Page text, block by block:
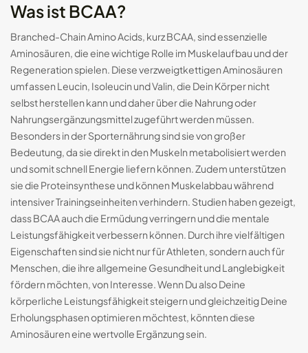
DE
Was ist BCAA?
Branched-Chain Amino Acids, kurz BCAA, sind essenzielle
Aminosäuren, die eine wichtige Rolle im Muskelaufbau und der
Regeneration spielen. Diese verzweigtkettigen Aminosäuren
umfassen Leucin, Isoleucin und Valin, die Dein Körper nicht
selbst herstellen kann und daher über die Nahrung oder
Nahrungsergänzungsmittel zugeführt werden müssen.
Besonders in der Sporternährung sind sie von großer
Bedeutung, da sie direkt in den Muskeln metabolisiert werden
und somit schnell Energie liefern können. Zudem unterstützen
sie die Proteinsynthese und können Muskelabbau während
intensiver Trainingseinheiten verhindern. Studien haben gezeigt,
dass BCAA auch die Ermüdung verringern und die mentale
Leistungsfähigkeit verbessern können. Durch ihre vielfältigen
Eigenschaften sind sie nicht nur für Athleten, sondern auch für
Menschen, die ihre allgemeine Gesundheit und Langlebigkeit
fördern möchten, von Interesse. Wenn Du also Deine
körperliche Leistungsfähigkeit steigern und gleichzeitig Deine
Erholungsphasen optimieren möchtest, könnten diese
Aminosäuren eine wertvolle Ergänzung sein.